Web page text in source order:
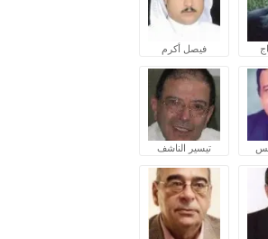
فيصل أكرم
تيسير الناشف